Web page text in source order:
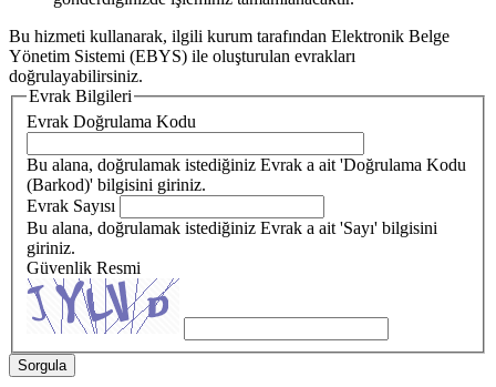
Bu hizmeti kullanarak, ilgili kurum tarafından Elektronik Belge
Yönetim Sistemi (EBYS) ile oluşturulan evrakları
doğrulayabilirsiniz.
Evrak Bilgileri
Evrak Doğrulama Kodu
Bu alana, doğrulamak istediğiniz Evrak a ait 'Doğrulama Kodu
(Barkod)' bilgisini giriniz.
Evrak Sayısı
Bu alana, doğrulamak istediğiniz Evrak a ait 'Sayı' bilgisini
giriniz.
Güvenlik Resmi